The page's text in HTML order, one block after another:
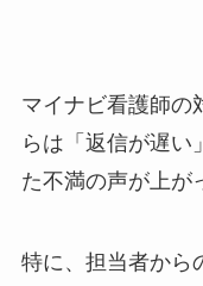
マイナビ看護師の
らは「返信が遅い
た不満の声が上が
特に、担当者から